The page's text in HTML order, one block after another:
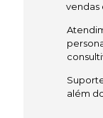
vendas
além